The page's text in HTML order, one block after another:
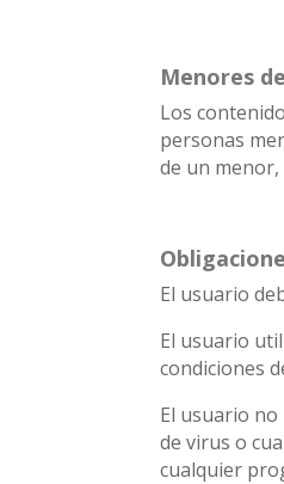
Menores
Los
personas
de un
El usuario
El usuario
condiciones
El usuario
de virus o
cualquier